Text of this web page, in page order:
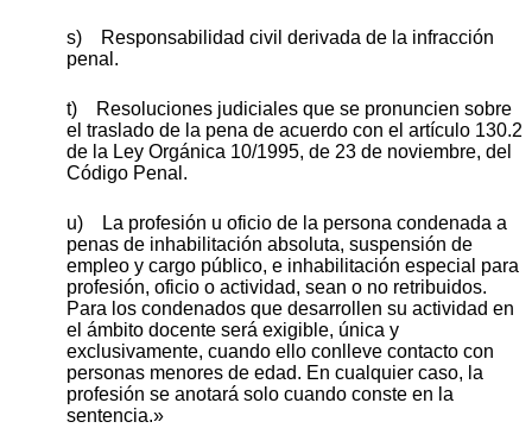
s) Responsabilidad civil derivada de la infracción
penal.
t) Resoluciones judiciales que se pronuncien sobre
el traslado de la pena de acuerdo con el artículo 130.2
de la Ley Orgánica 10/1995, de 23 de noviembre, del
Código Penal.
u) La profesión u oficio de la persona condenada a
penas de inhabilitación absoluta, suspensión de
empleo y cargo público, e inhabilitación especial para
profesión, oficio o actividad, sean o no retribuidos.
Para los condenados que desarrollen su actividad en
el ámbito docente será exigible, única y
exclusivamente, cuando ello conlleve contacto con
personas menores de edad. En cualquier caso, la
profesión se anotará solo cuando conste en la
sentencia.»